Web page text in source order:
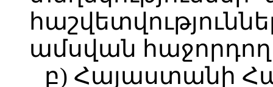
ամսվան
բ) Հայաստանի